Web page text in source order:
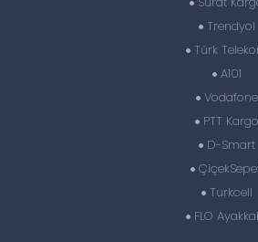
Trendyol
Türk
A101
Vodafone
PTT Kargo
D-Smart
Turkcell
FLO